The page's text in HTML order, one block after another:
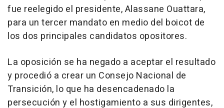
fue reelegido el presidente, Alassane Ouattara,
para un tercer mandato en medio del boicot de
los dos principales candidatos opositores.
La oposición se ha negado a aceptar el resultado
y procedió a crear un Consejo Nacional de
Transición, lo que ha desencadenado la
persecución y el hostigamiento a sus dirigentes,